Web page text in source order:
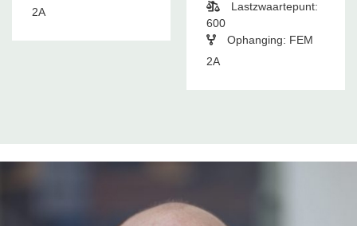
2A
Lastzwaartepunt:
600
Ophanging: FEM
2A